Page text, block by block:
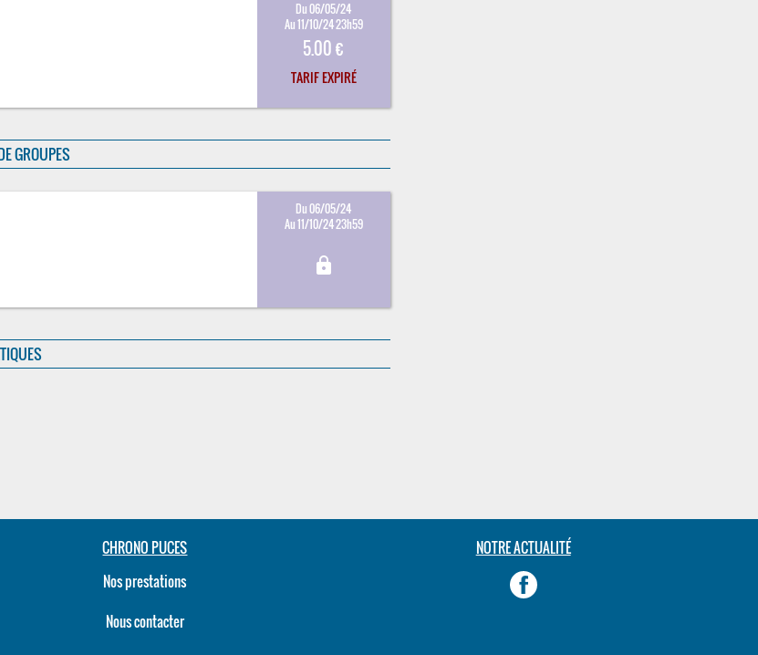
Du 06/05/24
Au 11/10/24 23h59
5.00 €
TARIF EXPIRÉ
GROUPES
Du 06/05/24
Au 11/10/24 23h59
lock
CHRONO PUCES
Nos prestations
Nous contacter
NOTRE ACTUALITÉ